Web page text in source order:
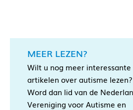
MEER LEZEN?
Wilt u nog meer interessante
artikelen over autisme lezen?
Word dan lid van de
Vereniging voor Autisme en